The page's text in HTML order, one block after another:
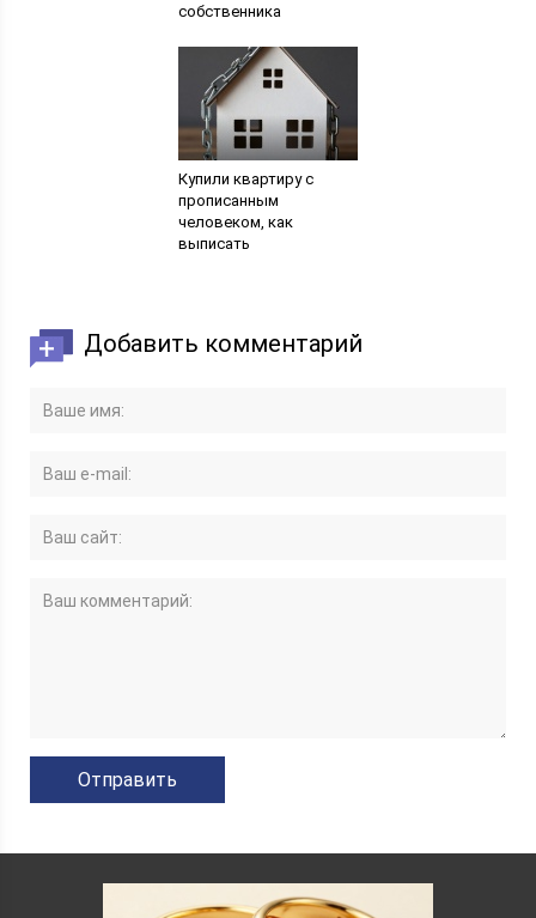
собственника
Купили квартиру с
прописанным
человеком, как
выписать
Добавить комментарий